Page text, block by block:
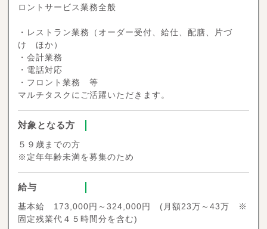
ロントサービス業務全般
・レストラン業務（オーダー受付、給仕、配膳、片づ
け ほか）
・会計業務
・電話対応
・フロント業務 等
マルチタスクにご活躍いただきます。
対象となる方
５９歳までの方
※定年年齢未満を募集のため
給与
基本給 173,000円～324,000円 (月額23万～43万 ※
固定残業代４５時間分を含む)